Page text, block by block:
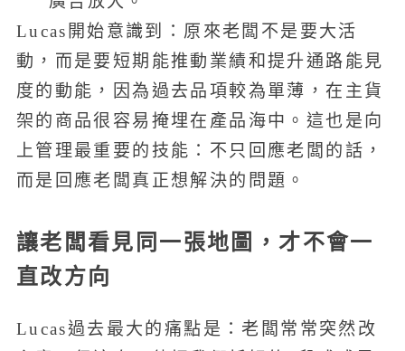
Lucas開始意識到：原來老闆不是要大活
動，而是要短期能推動業績和提升通路能見
度的動能，因為過去品項較為單薄，在主貨
架的商品很容易掩埋在產品海中。這也是向
上管理最重要的技能：不只回應老闆的話，
而是回應老闆真正想解決的問題。
讓老闆看見同一張地圖，才不會一
直改方向
Lucas過去最大的痛點是：老闆常常突然改